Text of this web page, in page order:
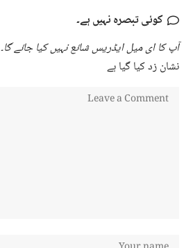
کوئی تبصرہ نہیں ہے۔
آپ کا ای میل ایڈریس شائع نہیں کیا جائے گا۔
نشان زد کیا گیا ہے